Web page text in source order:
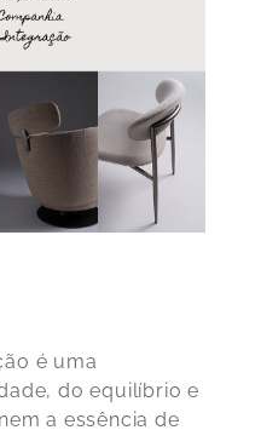
é uma
do equilíbrio e
a essência de